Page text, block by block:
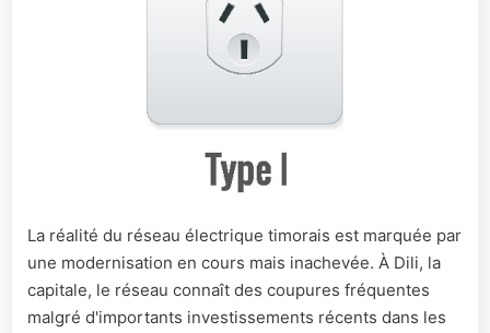
La réalité du réseau électrique timorais est marquée par
une modernisation en cours mais inachevée. À Dili, la
capitale, le réseau connaît des coupures fréquentes
malgré d'importants investissements récents dans les